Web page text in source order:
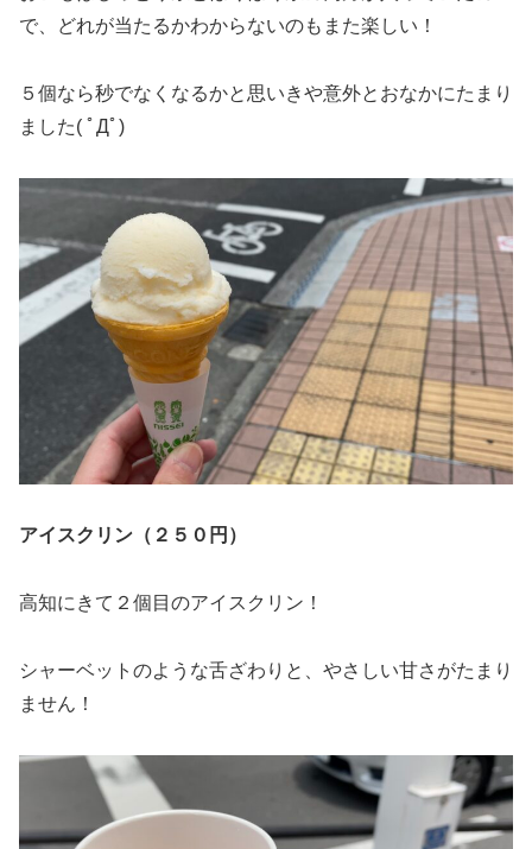
で、どれが当たるかわからないのもまた楽しい！
５個なら秒でなくなるかと思いきや意外とおなかにたまり
ました( ﾟДﾟ)
アイスクリン（２５０円）
高知にきて２個目のアイスクリン！
シャーベットのような舌ざわりと、やさしい甘さがたまり
ません！